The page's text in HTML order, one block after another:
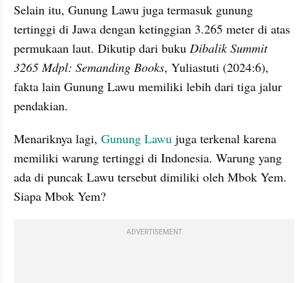
Selain itu, Gunung Lawu juga termasuk gunung
tertinggi di Jawa dengan ketinggian 3.265 meter di atas
permukaan laut. Dikutip dari buku Dibalik Summit
3265 Mdpl: Semanding Books, Yuliastuti (2024:6),
fakta lain Gunung Lawu memiliki lebih dari tiga jalur
pendakian.
Menariknya lagi, Gunung Lawu juga terkenal karena
memiliki warung tertinggi di Indonesia. Warung yang
ada di puncak Lawu tersebut dimiliki oleh Mbok Yem.
Siapa Mbok Yem?
ADVERTISEMENT